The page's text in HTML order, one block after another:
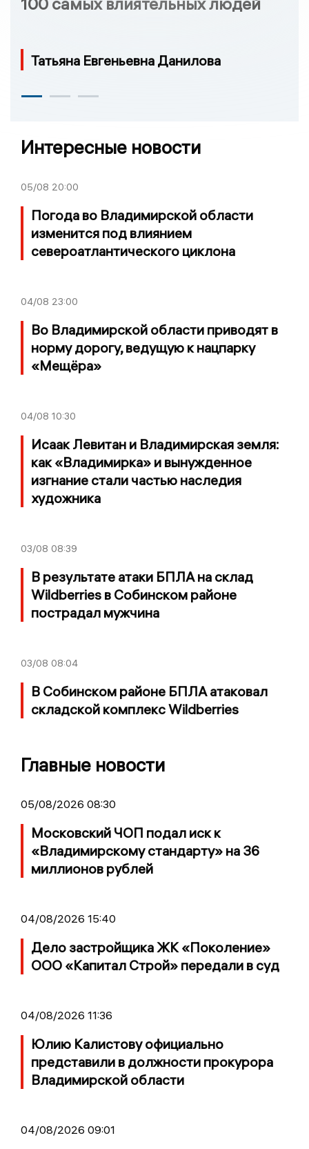
Татьяна Евгеньевна Данилова
Интересные новости
05/08 20:00
Погода во Владимирской области
изменится под влиянием
североатлантического циклона
04/08 23:00
Во Владимирской области приводят в
норму дорогу, ведущую к нацпарку
«Мещёра»
04/08 10:30
Исаак Левитан и Владимирская земля:
как «Владимирка» и вынужденное
изгнание стали частью наследия
художника
03/08 08:39
В результате атаки БПЛА на склад
Wildberries в Собинском районе
пострадал мужчина
03/08 08:04
В Собинском районе БПЛА атаковал
складской комплекс Wildberries
Главные новости
05/08/2026 08:30
Московский ЧОП подал иск к
«Владимирскому стандарту» на 36
миллионов рублей
04/08/2026 15:40
Дело застройщика ЖК «Поколение»
ООО «Капитал Строй» передали в суд
04/08/2026 11:36
Юлию Калистову официально
представили в должности прокурора
Владимирской области
04/08/2026 09:01